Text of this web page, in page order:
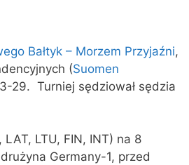
Bałtyk – Morzem Przyjaźni,
(Suomen
29. Turniej sędziował sędzia
LAT, LTU, FIN, INT) na 8
Germany-1, przed